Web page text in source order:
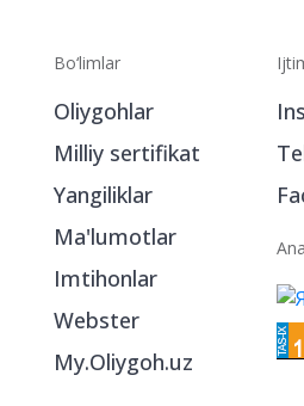
Bo‘limlar
Oliygohlar
Imtihonlar